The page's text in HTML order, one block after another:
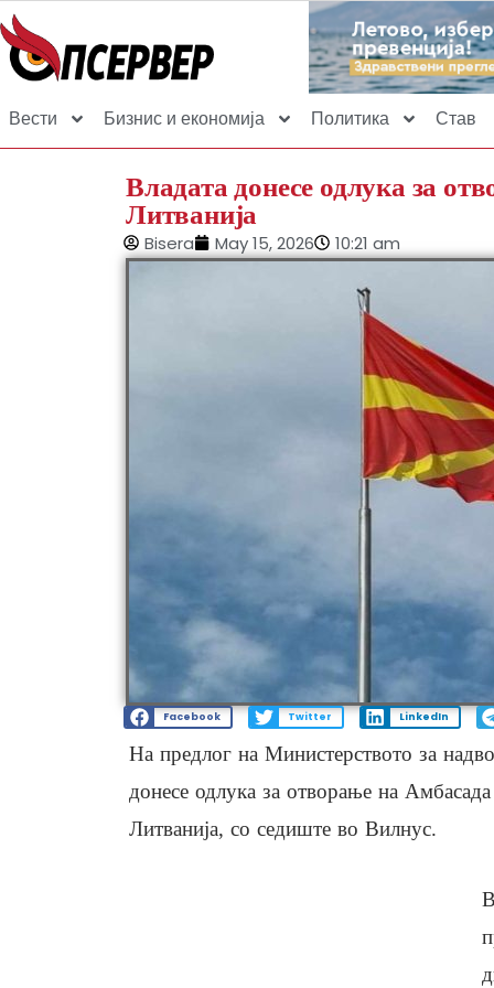
Вести Бизнис и економија Политика Став
Владата донесе одлука за
Литванија
Bisera May 15, 2026 10:21 am
Facebook Twitter LinkedIn
На предлог на Министерството за
донесе одлука за отворање на
Литванија, со седиште во Вилнус.